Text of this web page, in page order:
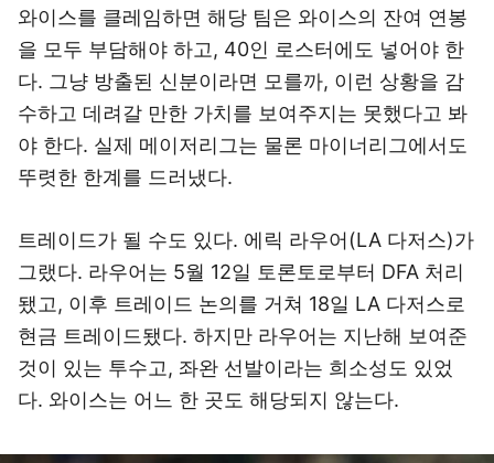
와이스를 클레임하면 해당 팀은 와이스의 잔여 연봉
을 모두 부담해야 하고, 40인 로스터에도 넣어야 한
다. 그냥 방출된 신분이라면 모를까, 이런 상황을 감
수하고 데려갈 만한 가치를 보여주지는 못했다고 봐
야 한다. 실제 메이저리그는 물론 마이너리그에서도
뚜렷한 한계를 드러냈다.
트레이드가 될 수도 있다. 에릭 라우어(LA 다저스)가
그랬다. 라우어는 5월 12일 토론토로부터 DFA 처리
됐고, 이후 트레이드 논의를 거쳐 18일 LA 다저스로
현금 트레이드됐다. 하지만 라우어는 지난해 보여준
것이 있는 투수고, 좌완 선발이라는 희소성도 있었
다. 와이스는 어느 한 곳도 해당되지 않는다.